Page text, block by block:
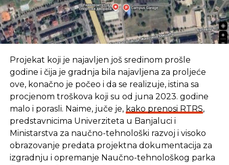
Projekat koji je najavljen još sredinom prošle
godine i čija je gradnja bila najavljena za proljeće
ove, konačno je počeo i da se realizuje, istina sa
procjenom troškova koji su od juna 2023. godine
malo i porasli. Naime, juče je, kako prenosi RTRS,
predstavnicima Univerziteta u Banjaluci i
Ministarstva za naučno-tehnološki razvoj i visoko
obrazovanje predata projektna dokumentacija za
izgradnju i opremanje Naučno-tehnološkog parka